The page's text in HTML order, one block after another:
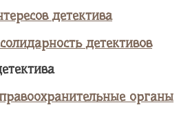
детектива
детективов
органы